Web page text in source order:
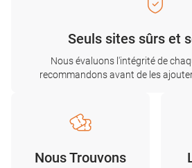
Seuls sites sûrs et
Nous évaluons l'intégrité de
recommandons avant de les
Nous Trouvons